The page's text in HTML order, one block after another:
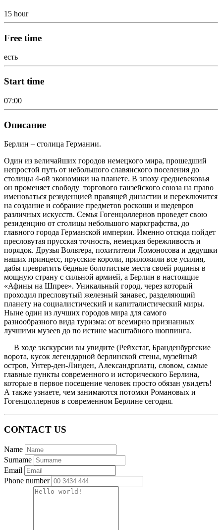
15 hour
Free time
есть
Start time
07:00
Описание
Берлин – столица Германии.
Один из величайших городов немецкого мира, прошедший
непростой путь от небольшого славянского поселения до
столицы 4-ой экономики на планете. В эпоху средневековья
он променяет свободу торгового ганзейского союза на право
именоваться резиденцией правящей династии и переключится
на создание и собрание предметов роскоши и шедевров
различных искусств. Семья Гогенцоллернов проведет свою
резиденцию от столицы небольшого маркграфства, до
главного города Германской империи. Именно отсюда пойдет
пресловутая прусская точность, немецкая бережливость и
порядок. Друзья Вольтера, похитители Ломоносова и дедушки
наших принцесс, прусские короли, приложили все усилия,
дабы превратить бедные болотистые места своей родины в
мощную страну с сильной армией, а Берлин в настоящие
«Афины на Шпрее». Уникальный город, через который
проходил пресловутый железный занавес, разделяющий
планету на социалистический и капиталистический миры.
Ныне один из лучших городов мира для самого
разнообразного вида туризма: от всемирно признанных
лучшими музеев до по истине масштабного шоппинга.
В ходе экскурсии вы увидите (Рейхстаг, Бранденбургские
ворота, кусок легендарной берлинской стены, музейный
остров, Унтер-ден-Линден, Александрплатц, словом, самые
главные пункты современного и исторического Берлина,
которые в первое посещение человек просто обязан увидеть!
А также узнаете, чем занимаются потомки Романовых и
Гогенцоллернов в современном Берлине сегодня.
CONTACT US
Name
Surname
Email
Phone number